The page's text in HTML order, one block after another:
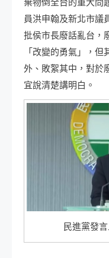
棄物倒全台的重大問
員洪申翰及新北市議
批侯市長廢話亂台，
「改變的勇氣」，
外、敗絮其中，對於
宜說清楚講明白。
民進黨發